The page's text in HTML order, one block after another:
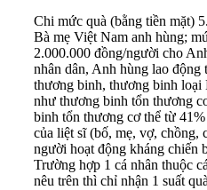
Chi mức quà (bằng tiền mặt)
Bà mẹ Việt Nam anh hùng;
2.000.000 đồng/người cho
nhân dân, Anh hùng lao
thương binh, thương binh loại
như thương binh tổn thương
binh tổn thương cơ thể từ
của liệt sĩ (bố, mẹ, vợ, chồng,
người hoạt động kháng chiến
Trường hợp 1 cá nhân thuộc
nêu trên thì chỉ nhận 1 suất